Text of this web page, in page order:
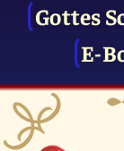
Gottes
E-